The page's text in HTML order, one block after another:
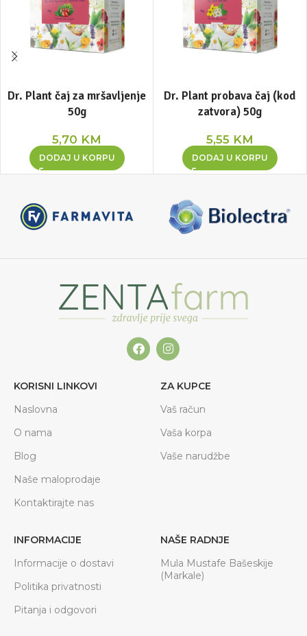
Dr. Plant čaj za mršavljenje
50g
5,70 KM
DODAJ U KORPU
Dr. Plant probava čaj (kod
zatvora) 50g
5,55 KM
DODAJ U KORPU
KORISNI LINKOVI
Naslovna
O nama
Blog
Naše maloprodaje
Kontaktirajte nas
ZA KUPCE
Vaš račun
Vaša korpa
Vaše narudžbe
INFORMACIJE
Informacije o dostavi
Politika privatnosti
Pitanja i odgovori
NAŠE RADNJE
Mula Mustafe Bašeskije
(Markale)